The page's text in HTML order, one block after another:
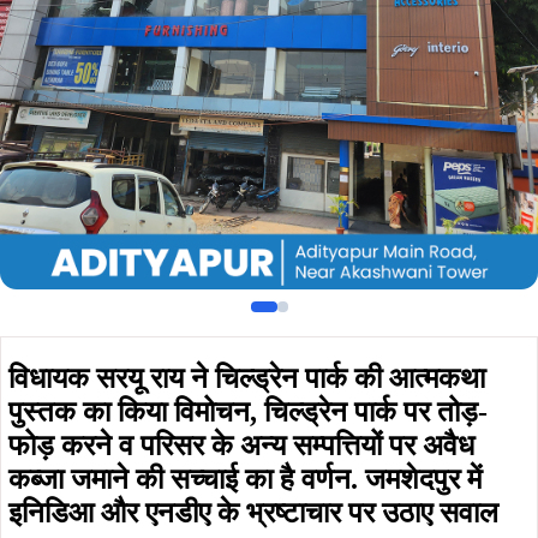
पुस्तक का किया विमोचन, चिल्ड्रेन पार्क पर तोड़-
फोड़ करने व परिसर के अन्य सम्पत्तियों पर अवैध
कब्जा जमाने की सच्चाई का है वर्णन. जमशेदपुर में
इनिडिआ और एनडीए के भ्रष्टाचार पर उठाए सवाल
ByGoutam
Published on:September 25, 2023